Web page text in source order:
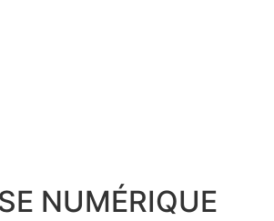
NUMÉRIQUE